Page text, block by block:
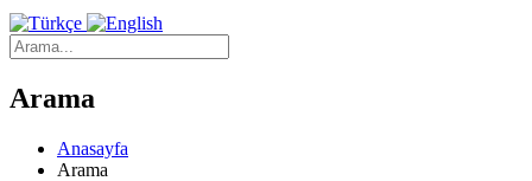
Arama
Anasayfa
Arama